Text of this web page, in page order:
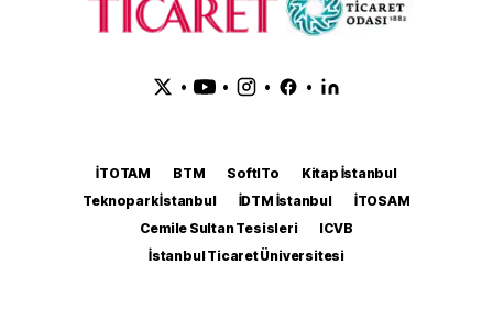
• • • •
İTOTAM BTM SoftITo
Kitap İstanbul
Teknopark İstanbul
İDTM İstanbul
İTOSAM
Cemile Sultan Tesisleri
ICVB
İstanbul Ticaret Üniversitesi